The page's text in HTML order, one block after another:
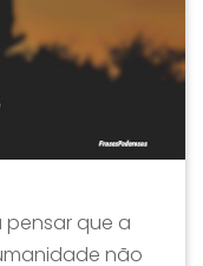
pensar que a
não